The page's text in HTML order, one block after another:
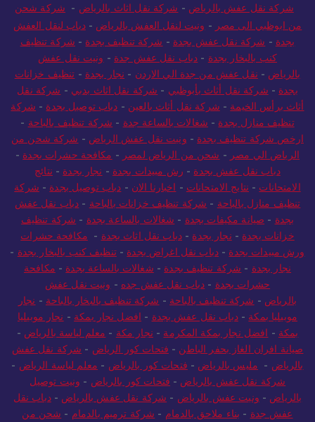
شركة نقل عفش بالرياض - شركة نقل اثاث بالرياض - شركة شحن
من ابوظبي الى مصر - ونيت لنقل العفش بالرياض -دباب لنقل العفش
بجدة - شركة نقل عفش بجدة - شركة تنظيف بجدة - شركة تنظيف
كنب بالبخار بجدة - دباب نقل عفش جدة - ونيت نقل عفش
بالرياض - نقل عفش من جدة الي الاردن - نجار بجدة - تنظيف خزانات
بجدة - شركة نقل أثاث بأبوظبي - شركة نقل اثاث بدبي - شركة نقل
أثاث برأس الخيمة - شركة نقل أثاث بالعين - دباب توصيل بجدة - شركة
تنظيف منازل بجدة - شغالات بالساعة جدة - شركة تنظيف بالباحة -
ارخص شركة تنظيف بجدة - ونيت نقل عفش الرياض - شركة شحن من
الرياض الي مصر - شحن من الرياض لمصر - مكافحة حشرات بجدة -
دباب نقل عفش بجدة - رش مبيدات بجدة - نجار بجدة - نتائج
الامتحانات - نتايج الامتحانات - اخبارنا الان - دباب توصيل بجدة - شركة
تنظيف منازل بالباحة - شركة تنظيف خزانات بالباحة - دباب نقل عفش
بجدة - صيانة مكيفات بجدة - شغالات بالساعة بجدة - شركة تنظيف
خزانات بجدة - نجار بجدة - دباب نقل اثاث بجدة - مكافحة حشرات
ورش مبيدات بجدة -دباب نقل اغراض بجدة -تنظيف كنب بالبخار بجدة -
نجار بجدة - شركة تنظيف بجدة - شغالات بالساعة بجدة - مكافحة
حشرات بجدة - دباب نقل عفش جده - ونيت نقل عفش
بالرياض - شركة تنظيف بالباحة - شركة تنظيف بالبخار بالباحة - نجار
موبيليا بمكة -دباب نقل عفش بجدة - افضل نجار بمكة - نجار موبيليا
بمكة - افضل نجار بمكة المكرمة - نجار مكة - معلم لياسة بالرياض -
صيانة افران الغاز بحفر الباطن - فتحات كور الرياض - شركة نقل عفش
بالرياض - مليس بالرياض - فتحات كور بالرياض - معلم لياسة الرياض -
شركة نقل عفش بالرياض - فتحات كور بالرياض - ونيت توصيل
بالرياض - ونيت عفش بالرياض - شركة نقل عفش بالرياض -دباب نقل
عفش جدة - بناء ملاحق بالدمام - شركة ترميم بالدمام - شحن من